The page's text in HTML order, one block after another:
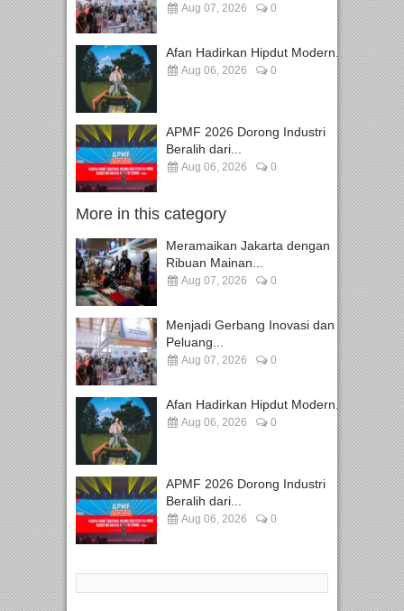
Aug 07, 2026 0
Afan Hadirkan Hipdut Modern...
Aug 06, 2026 0
APMF 2026 Dorong Industri
Beralih dari...
Aug 06, 2026 0
More in this category
Meramaikan Jakarta dengan
Ribuan Mainan...
Aug 07, 2026 0
Menjadi Gerbang Inovasi dan
Peluang...
Aug 07, 2026 0
Afan Hadirkan Hipdut Modern...
Aug 06, 2026 0
APMF 2026 Dorong Industri
Beralih dari...
Aug 06, 2026 0